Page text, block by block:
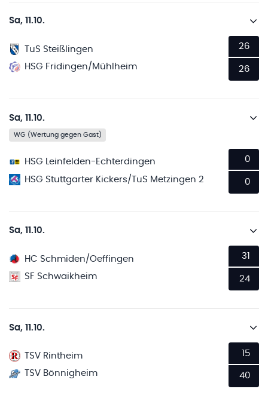
Sa, 11.10.
TuS Steißlingen
HSG Fridingen/Mühlheim
26
26
Sa, 11.10.
WG (Wertung gegen Gast)
HSG Leinfelden-Echterdingen
HSG Stuttgarter Kickers/TuS Metzingen 2
0
0
Sa, 11.10.
HC Schmiden/Oeffingen
SF Schwaikheim
31
24
Sa, 11.10.
TSV Rintheim
TSV Bönnigheim
15
40